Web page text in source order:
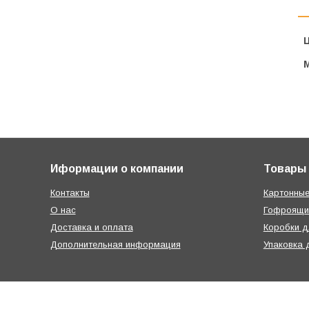
Иформации о компании
Контакты
О нас
Доставка и оплата
Дополнительная информация
Товары
Коробки
Упаковка